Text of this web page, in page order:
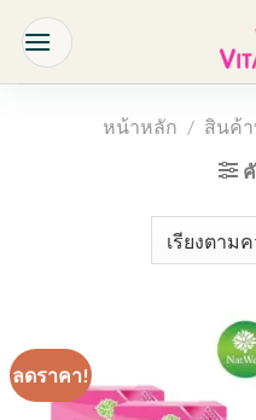
content
หน้าหลัก / สินค้
ลดราคา!